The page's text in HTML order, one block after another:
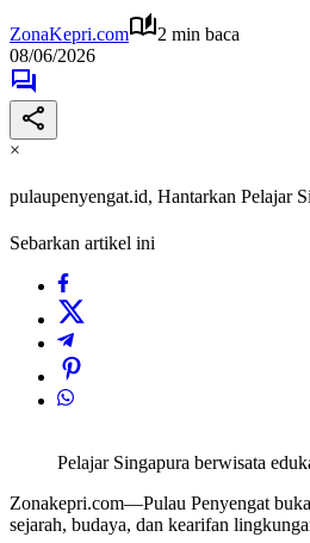
ZonaKepri.com
2 min baca
08/06/2026
×
pulaupenyengat.id, Hantarkan Pelajar
Sebarkan artikel ini
Pelajar Singapura berwisata
Zonakepri.com—Pulau Penyengat
sejarah, budaya, dan kearifan